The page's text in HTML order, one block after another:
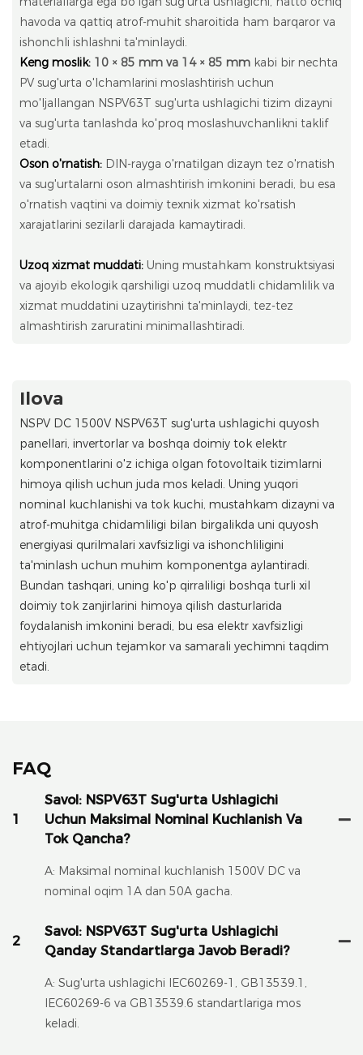
havoda va qattiq atrof-muhit sharoitida ham barqaror va
ishonchli ishlashni ta'minlaydi.
Keng moslik: 10 × 85 mm va 14 × 85 mmkabi bir nechta
PV sug'urta o'lchamlarini moslashtirish uchun
mo'ljallangan NSPV63T sug'urta ushlagichi tizim dizayni
va sug'urta tanlashda ko'proq moslashuvchanlikni taklif
etadi.
Oson o'rnatish:DIN-rayga o'rnatilgan dizayn tez o'rnatish
va sug'urtalarni oson almashtirish imkonini beradi, bu esa
o'rnatish vaqtini va doimiy texnik xizmat ko'rsatish
xarajatlarini sezilarli darajada kamaytiradi.
Uzoq xizmat muddati:Uning mustahkam konstruktsiyasi
va ajoyib ekologik qarshiligi uzoq muddatli chidamlilik va
xizmat muddatini uzaytirishni ta'minlaydi, tez-tez
almashtirish zaruratini minimallashtiradi.
Ilova
NSPV DC 1500V NSPV63T sug'urta ushlagichi quyosh
panellari, invertorlar va boshqa doimiy tok elektr
komponentlarini o'z ichiga olgan fotovoltaik tizimlarni
himoya qilish uchun juda mos keladi. Uning yuqori
nominal kuchlanishi va tok kuchi, mustahkam dizayni va
atrof-muhitga chidamliligi bilan birgalikda uni quyosh
energiyasi qurilmalari xavfsizligi va ishonchliligini
ta'minlash uchun muhim komponentga aylantiradi.
Bundan tashqari, uning ko'p qirraliligi boshqa turli xil
doimiy tok zanjirlarini himoya qilish dasturlarida
foydalanish imkonini beradi, bu esa elektr xavfsizligi
ehtiyojlari uchun tejamkor va samarali yechimni taqdim
etadi.
FAQ
1
Savol: NSPV63T Sug'urta Ushlagichi
Uchun Maksimal Nominal Kuchlanish Va
Tok Qancha?
A: Maksimal nominal kuchlanish 1500V DC va
nominal oqim 1A dan 50A gacha.
2
Savol: NSPV63T Sug'urta Ushlagichi
Qanday Standartlarga Javob Beradi?
A: Sug'urta ushlagichi IEC60269-1, GB13539.1,
IEC60269-6 va GB13539.6 standartlariga mos
keladi.